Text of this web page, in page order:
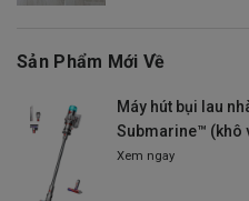
Sản Phẩm Mới Về
Máy hút bụi lau
Submarine™ (khô
Xem ngay